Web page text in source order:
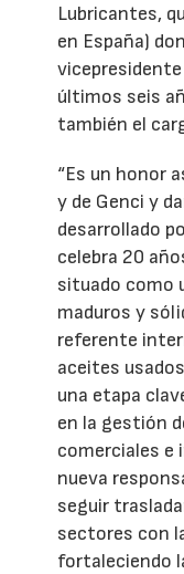
Lubricantes,
en España)
últimos seis
también el
“Es un honor
y de Genci y
desarrollado
celebra 20
situado como
maduros y
referente
aceites
una etapa
en la gestión
comerciales
nueva
seguir
sectores con
fortaleciendo